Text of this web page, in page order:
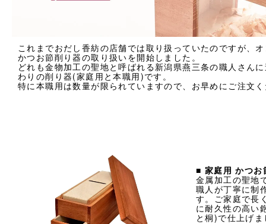
これまでおだし香紡の店舗では取り扱っていたのですが、
かつお節削り器の取り扱いを開始しました。
どれも金物加工の聖地と呼ばれる新潟県燕三条の職人さん
わりの削り器(家庭用と本職用)です。
特に本職用は数量が限られていますので、お早めにご注文
■ 家庭用 かつお
金属加工の聖地
職人が丁寧に制
す。ご家庭で長
に耐久性の高い
と桐)で仕上げ